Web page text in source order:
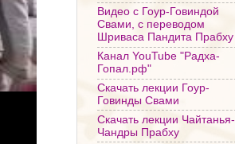
Видео с Гоур-Говиндой
Свами, с переводом
Шриваса Пандита Прабху
Канал YouTube "Радха-
Гопал.рф"
Скачать лекции Гоур-
Говинды Свами
Скачать лекции Чайтанья-
Чандры Прабху